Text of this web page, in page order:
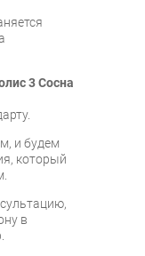
3 Сосна
и будем
который
в